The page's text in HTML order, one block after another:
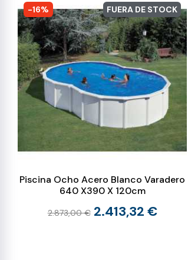
-16% FUERA DE STOCK
Piscina Ocho Acero Blanco Varadero
640 X390 X 120cm
2.873,00 € 2.413,32 €